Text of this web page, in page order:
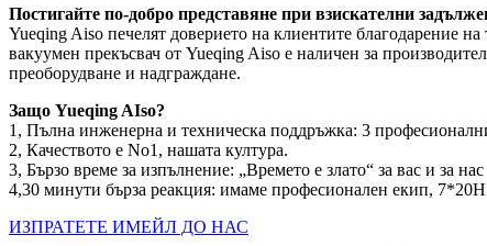
Постигайте по-добро представяне при взискателни
Yueqing Aiso печелят доверието на клиентите благодарение
вакуумен прекъсвач от Yueqing Aiso е наличен за
преоборудване и надграждане.
Защо Yueqing AIso?
1, Пълна инженерна и техническа поддръжка: 3
2, Качеството е No1, нашата култура.
3, Бързо време за изпълнение: „Времето е злато“ за вас и за нас
4,30 минути бърза реакция: имаме професионален екип, 7*20H
ИЗПРАТЕТЕ ИМЕЙЛ ДО НАС